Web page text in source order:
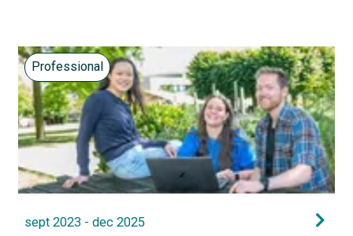
Professional
sept 2023 - dec 2025